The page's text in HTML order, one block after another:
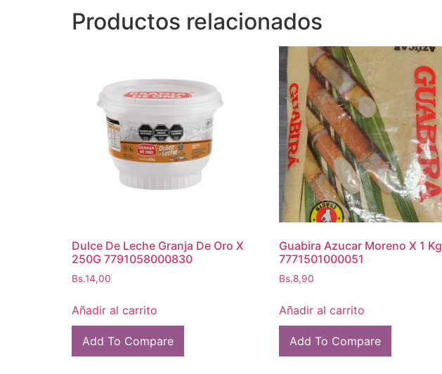
Productos relacionados
Dulce De Leche Granja De Oro X
250G 7791058000830
Bs.14,00
Añadir al carrito
Add To Compare
Guabira Azucar Moreno X 1 Kg
7771501000051
Bs.8,90
Añadir al carrito
Add To Compare